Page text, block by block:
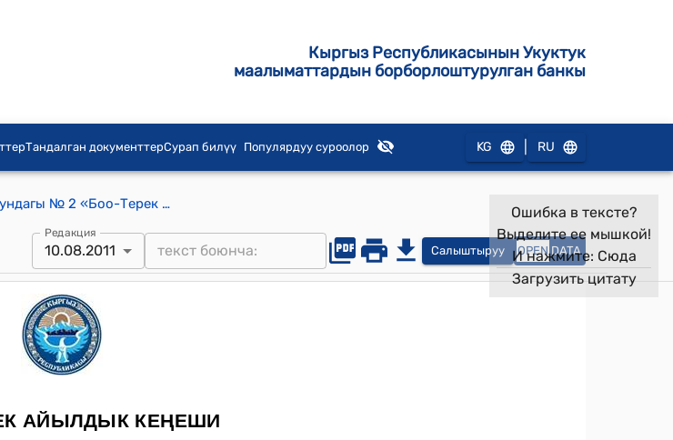
Кыргыз Республикасынын Укуктук
маалыматтардын борборлоштурулган банкы
Тандалган документтерСурап билүү Популярдуу суроолор KG RU
Боо-Терек айылдык кеңешинин 2011-жылдын 10-августундагы № 2 «Боо-Терек айылдык округундагы 30 тонналык таразаны, 2 даана суу насосун жана 1 даана трансформатордук подстанцияны айылдык округдун айыл өкмотүнүн балансына кабыл алуу жөнүндө» токтому
Редакция
10.08.2011 Салыштыруу OPEN DATA
Ошибка в тексте?
Выделите ее мышкой!
И нажмите: Сюда
Загрузить цитату